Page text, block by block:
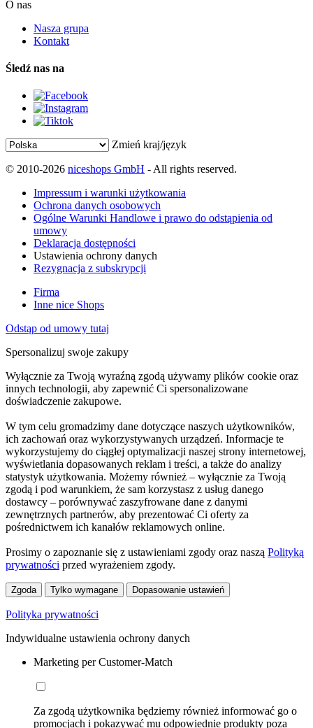
O nas
Nasza grupa
Kontakt
Śledź nas na
Zmień kraj/język
© 2010-2026 niceshops GmbH - All rights reserved.
Impressum i warunki użytkowania
Ochrona danych osobowych
Ogólne Warunki Handlowe i prawo do odstąpienia od
umowy
Deklaracja dostępności
Ustawienia ochrony danych
Rezygnacja z subskrypcji
Firma
Inne nice Shops
Odstąp od umowy tutaj
Spersonalizuj swoje zakupy
Wyłącznie za Twoją wyraźną zgodą używamy plików cookie oraz
innych technologii, aby zapewnić Ci spersonalizowane
doświadczenie zakupowe.
W tym celu gromadzimy dane dotyczące naszych użytkowników,
ich zachowań oraz wykorzystywanych urządzeń. Informacje te
wykorzystujemy do ciągłej optymalizacji naszej strony internetowej,
wyświetlania dopasowanych reklam i treści, a także do analizy
statystyk użytkowania. Możemy również – wyłącznie za Twoją
zgodą i pod warunkiem, że sam korzystasz z usług danego
dostawcy – porównywać zaszyfrowane dane z danymi
zewnętrznych partnerów, aby prezentować Ci oferty za
pośrednictwem ich kanałów reklamowych online.
Prosimy o zapoznanie się z ustawieniami zgody oraz naszą Polityką
prywatności przed wyrażeniem zgody.
Zgoda Tylko wymagane Dopasowanie ustawień
Polityka prywatności
Indywidualne ustawienia ochrony danych
Marketing per Customer-Match
Za zgodą użytkownika będziemy również informować go o
promocjach i pokazywać mu odpowiednie produkty poza